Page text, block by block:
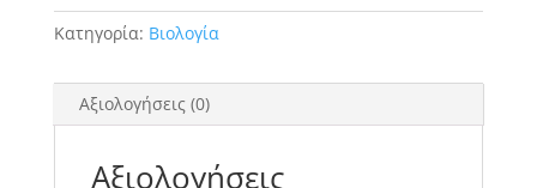
ποσότητα
Κατηγορία: Βιολογία
Αξιολογήσεις (0)
Αξιολογήσεις